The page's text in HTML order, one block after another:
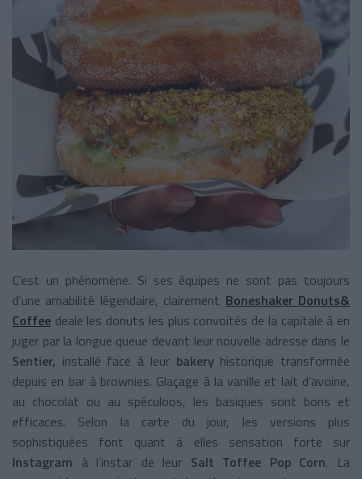
C’est un phénomène. Si ses équipes ne sont pas toujours
d’une amabilité légendaire, clairement Boneshaker Donuts&
Coffee deale les donuts les plus convoités de la capitale à en
juger par la longue queue devant leur nouvelle adresse dans le
Sentier, installé face à leur bakery historique transformée
depuis en bar à brownies. Glaçage à la vanille et lait d’avoine,
au chocolat ou au spéculoos, les basiques sont bons et
efficaces. Selon la carte du jour, les versions plus
sophistiquées font quant à elles sensation forte sur
Instagram à l’instar de leur Salt Toffee Pop Corn. La